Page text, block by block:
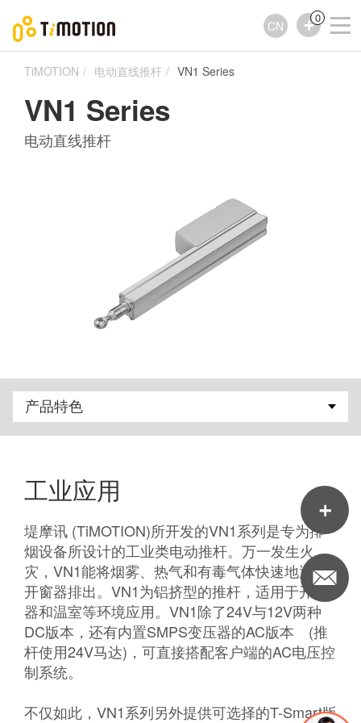
CN
0
TiMOTION 电动直线推杆 VN1 Series
VN1 Series
电动直线推杆
工业应用
堤摩讯 (TiMOTION)所开发的VN1系列是专为排
烟设备所设计的工业类电动推杆。万一发生火
灾，VN1能将烟雾、热气和有毒气体快速地透过
开窗器排出。VN1为铝挤型的推杆，适用于开窗
器和温室等环境应用。VN1除了24V与12V两种
DC版本，还有内置SMPS变压器的AC版本 (推
杆使用24V马达)，可直接搭配客户端的AC电压控
制系统。
不仅如此，VN1系列另外提供可选择的T-Smart版